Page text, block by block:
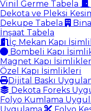
Vinil Germe Tabela
Dekota ve Pleksi
Dekupe Tabela
İnşaat Tabela
İç Mekan Kapı
Bombeli Kapı
Magnet Kapı
Özel Kapı İsimlikleri
Dijital Baskı
Dekota Foreks
Folyo Kumlama